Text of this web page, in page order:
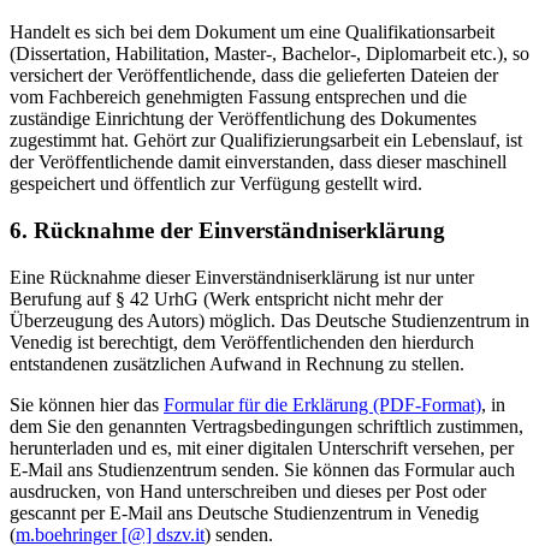
Handelt es sich bei dem Dokument um eine Qualifikationsarbeit
(Dissertation, Habilitation, Master-, Bachelor-, Diplomarbeit etc.), so
versichert der Veröffentlichende, dass die gelieferten Dateien der
vom Fachbereich genehmigten Fassung entsprechen und die
zuständige Einrichtung der Veröffentlichung des Dokumentes
zugestimmt hat. Gehört zur Qualifizierungsarbeit ein Lebenslauf, ist
der Veröffentlichende damit einverstanden, dass dieser maschinell
gespeichert und öffentlich zur Verfügung gestellt wird.
6. Rücknahme der Einverständniserklärung
Eine Rücknahme dieser Einverständniserklärung ist nur unter
Berufung auf § 42 UrhG (Werk entspricht nicht mehr der
Überzeugung des Autors) möglich. Das Deutsche Studienzentrum in
Venedig ist berechtigt, dem Veröffentlichenden den hierdurch
entstandenen zusätzlichen Aufwand in Rechnung zu stellen.
Sie können hier das Formular für die Erklärung (PDF-Format), in
dem Sie den genannten Vertragsbedingungen schriftlich zustimmen,
herunterladen und es, mit einer digitalen Unterschrift versehen, per
E-Mail ans Studienzentrum senden. Sie können das Formular auch
ausdrucken, von Hand unterschreiben und dieses per Post oder
gescannt per E-Mail ans Deutsche Studienzentrum in Venedig
(m.boehringer [@] dszv.it) senden.